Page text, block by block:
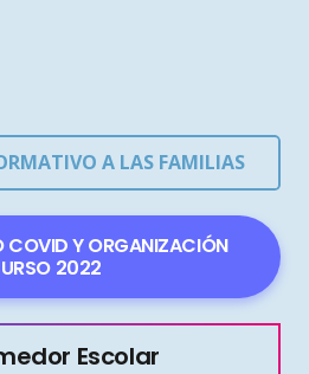
A LAS FAMILIAS
COVID Y ORGANIZACIÓN
2022
Escolar